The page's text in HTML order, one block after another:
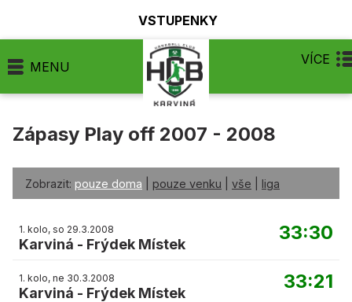
VSTUPENKY
MENU VÍCE
Zápasy Play off 2007 - 2008
Zobrazit: pouze doma pouze venku vše liga
1. kolo, so 29.3.2008
Karviná - Frýdek Místek
33:30
1. kolo, ne 30.3.2008
Karviná - Frýdek Místek
33:21